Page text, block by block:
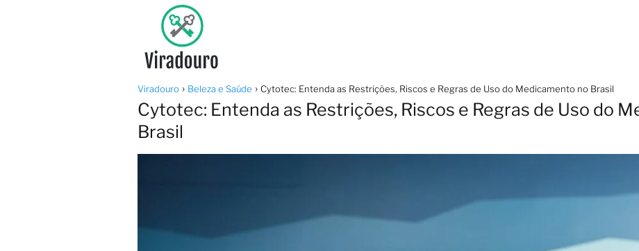
Viradouro Beleza e Saúde Cytotec: Entenda as Restrições, Riscos e Regras de Uso do Medicamento no Brasil
Cytotec: Entenda as Restrições, Riscos e Regras de Uso do
Brasil